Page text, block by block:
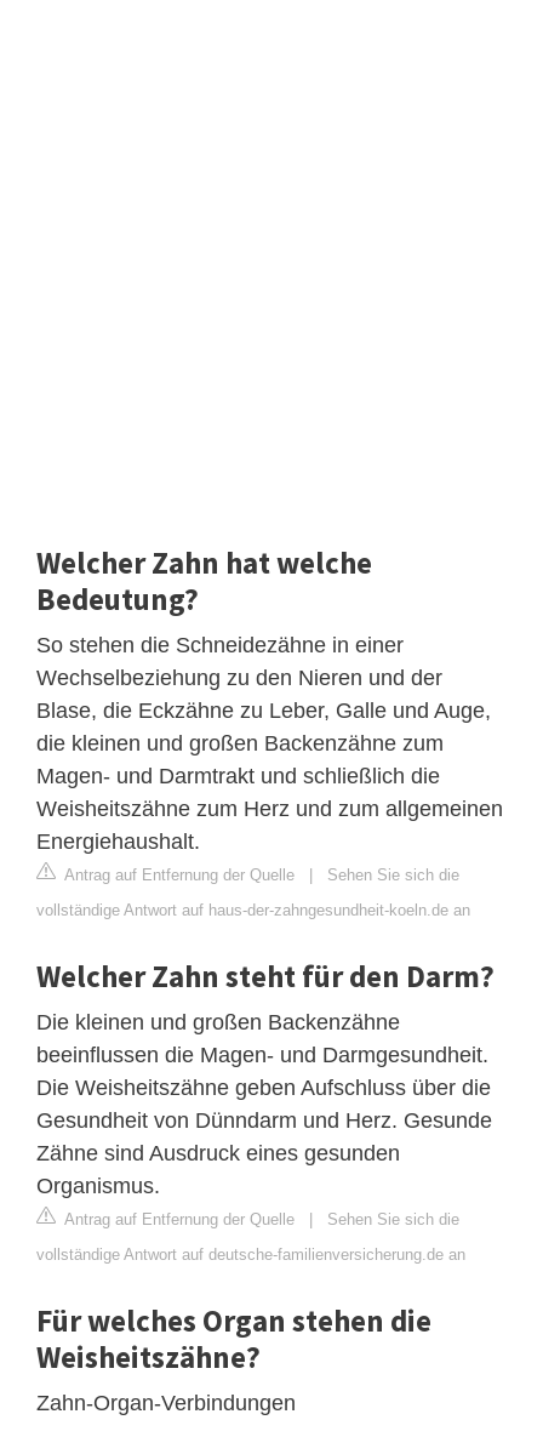
Welcher Zahn hat welche
Bedeutung?
So stehen die Schneidezähne in einer
Wechselbeziehung zu den Nieren und der
Blase, die Eckzähne zu Leber, Galle und Auge,
die kleinen und großen Backenzähne zum
Magen- und Darmtrakt und schließlich die
Weisheitszähne zum Herz und zum allgemeinen
Energiehaushalt.
Antrag auf Entfernung der Quelle | Sehen Sie sich die
vollständige Antwort auf haus-der-zahngesundheit-koeln.de an
Welcher Zahn steht für den Darm?
Die kleinen und großen Backenzähne
beeinflussen die Magen- und Darmgesundheit.
Die Weisheitszähne geben Aufschluss über die
Gesundheit von Dünndarm und Herz. Gesunde
Zähne sind Ausdruck eines gesunden
Organismus.
Antrag auf Entfernung der Quelle | Sehen Sie sich die
vollständige Antwort auf deutsche-familienversicherung.de an
Für welches Organ stehen die
Weisheitszähne?
Zahn-Organ-Verbindungen